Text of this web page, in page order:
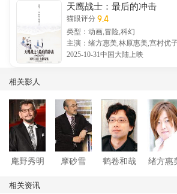
天鹰战士：最后的冲击
猫眼评分 9.4
类型：动画,冒险,科幻
主演：绪方惠美,林原惠美,宫村优
2025-10-31中国大陆上映
相关影人
庵野秀明 摩砂雪 鹤卷和哉 绪方惠
相关资讯